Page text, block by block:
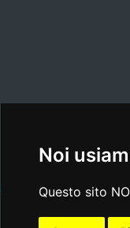
Noi
Questo sito
privacy |social